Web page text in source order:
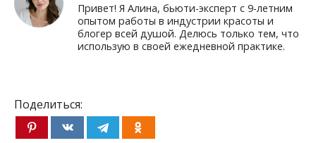
Привет! Я Алина, бьюти-эксперт с 9-летним
опытом работы в индустрии красоты и
блогер всей душой. Делюсь только тем, что
использую в своей ежедневной практике.
Поделиться: